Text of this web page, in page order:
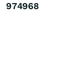
974968